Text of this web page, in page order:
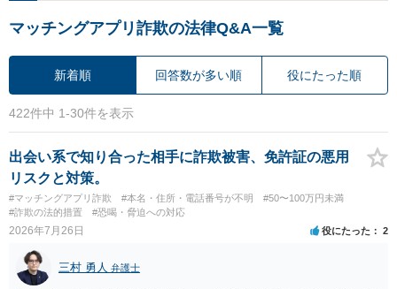
う。
マッチングアプリ詐欺の法律Q&A一覧
新着順 回答数が多い順 役にたった順
422件中 1-30件を表示
出会い系で知り合った相手に詐欺被害、免許証の悪用
リスクと対策。
#マッチングアプリ詐欺 #本名・住所・電話番号が不明
#50〜100万円未満
#詐欺の法的措置
#恐喝・脅迫への対応
2026年7月26日 役にたった 2
三村 勇人 弁護士